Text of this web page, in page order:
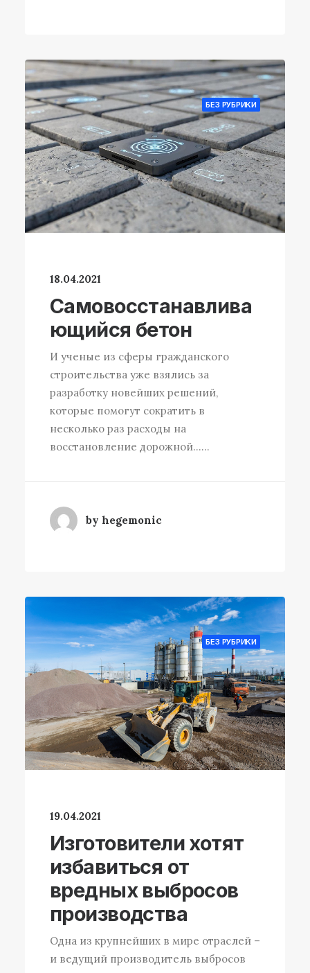
БЕЗ РУБРИКИ
18.04.2021
Самовосстанавлива
ющийся бетон
И ученые из сферы гражданского
строительства уже взялись за
разработку новейших решений,
которые помогут сократить в
несколько раз расходы на
восстановление дорожной……
by hegemonic
БЕЗ РУБРИКИ
19.04.2021
Изготовители хотят
избавиться от
вредных выбросов
производства
Одна из крупнейших в мире отраслей –
и ведущий производитель выбросов